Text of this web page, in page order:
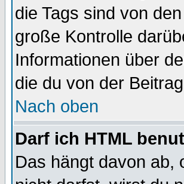
die Tags sind von
große Kontrolle
Informationen über
die du von der
Nach oben
Darf ich HTML
Das hängt davon ab,